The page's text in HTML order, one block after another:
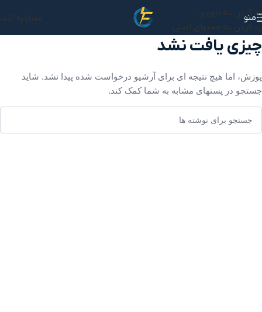
رد کردن به ناوبری
رد کردن به محتوای اصلی
منو مشاوره
چیزی یافت نشد
پوزش، اما هیچ نتیجه ای برای آرشیو درخواست شده پیدا نشد. شاید
جستجو در پستهای مشابه به شما کمک کند.